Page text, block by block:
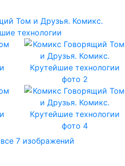
7 изображений